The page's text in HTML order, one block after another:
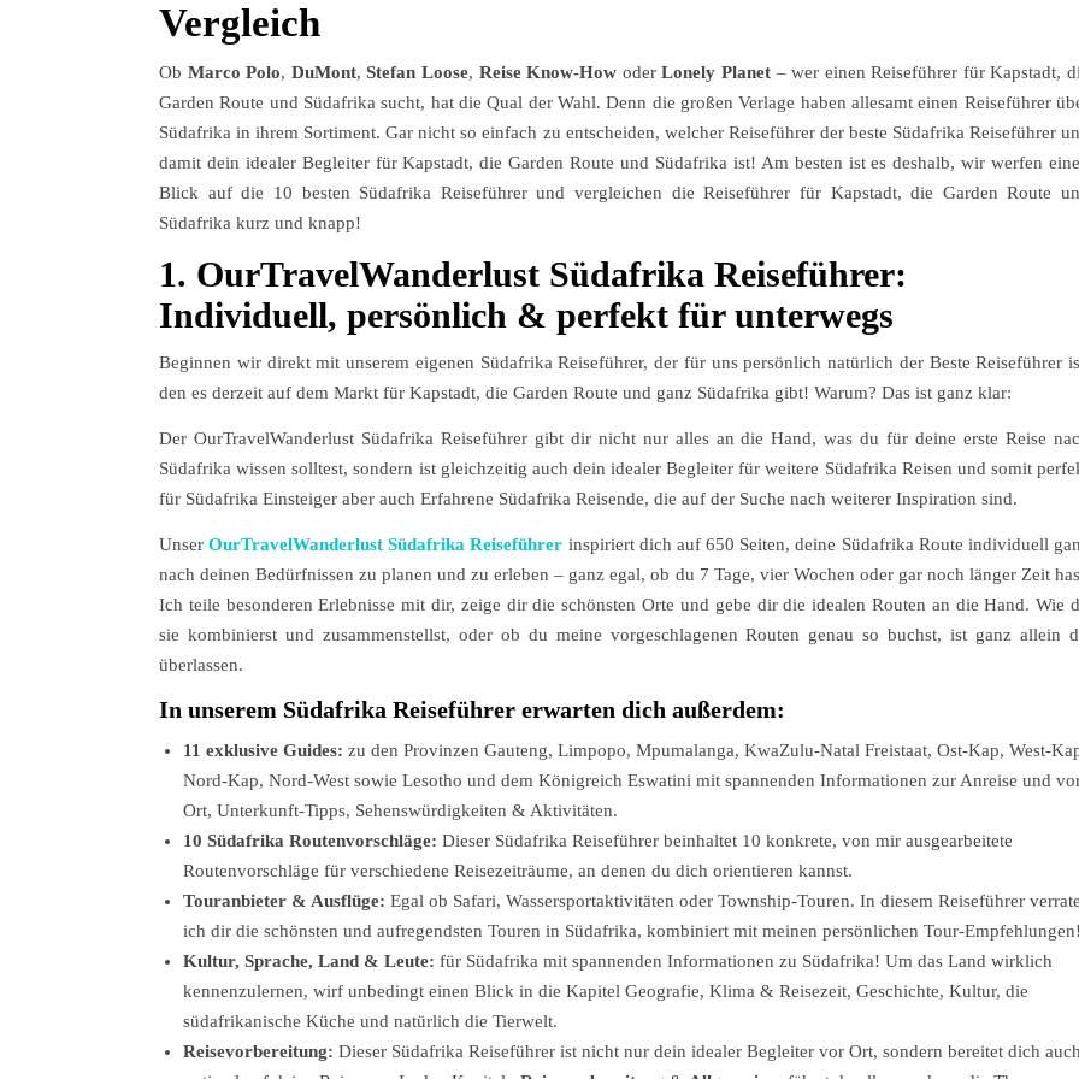
Vergleich
Ob Marco Polo, DuMont,Stefan Loose, Reise Know-How oderLonely Planet– wer einen Reiseführer für Kapstadt,
Garden Route und Südafrika sucht, hat die Qual der Wahl. Denn die großen Verlage haben allesamt einen Reiseführer
Südafrika in ihrem Sortiment. Gar nicht so einfach zu entscheiden, welcher Reiseführer der beste Südafrika Reiseführer
damit dein idealer Begleiter für Kapstadt, die Garden Route und Südafrika ist! Am besten ist es deshalb, wir werfen
Blick auf die 10 besten Südafrika Reiseführer und vergleichen die Reiseführer für Kapstadt, die Garden Route
Südafrika kurz und knapp!
1. OurTravelWanderlust Südafrika Reiseführer:
Individuell, persönlich & perfekt für unterwegs
Beginnen wir direkt mit unserem eigenen Südafrika Reiseführer, der für uns persönlich natürlich der Beste Reiseführer
den es derzeit auf dem Markt für Kapstadt, die Garden Route und ganz Südafrika gibt! Warum? Das ist ganz klar:
Der OurTravelWanderlust Südafrika Reiseführer gibt dir nicht nur alles an die Hand, was du für deine erste Reise
Südafrika wissen solltest, sondern ist gleichzeitig auch dein idealer Begleiter für weitere Südafrika Reisen und somit
für Südafrika Einsteiger aber auch Erfahrene Südafrika Reisende, die auf der Suche nach weiterer Inspiration sind.
UnserOurTravelWanderlust Südafrika Reiseführer inspiriert dich auf 650 Seiten, deine Südafrika Route individuell
nach deinen Bedürfnissen zu planen und zu erleben – ganz egal, ob du 7 Tage, vier Wochen oder gar noch länger Zeit
Ich teile besonderen Erlebnisse mit dir, zeige dir die schönsten Orte und gebe dir die idealen Routen an die Hand. Wie
sie kombinierst und zusammenstellst, oder ob du meine vorgeschlagenen Routen genau so buchst, ist ganz allein
überlassen.
In unserem Südafrika Reiseführer erwarten dich außerdem:
11 exklusive Guides: zu den Provinzen Gauteng, Limpopo, Mpumalanga, KwaZulu-Natal Freistaat, Ost-Kap, West-
Nord-Kap, Nord-West sowie Lesotho und dem Königreich Eswatini mit spannenden Informationen zur Anreise und
Ort, Unterkunft-Tipps, Sehenswürdigkeiten & Aktivitäten.
10 Südafrika Routenvorschläge: Dieser Südafrika Reiseführer beinhaltet 10 konkrete, von mir ausgearbeitete
Routenvorschläge für verschiedene Reisezeiträume, an denen du dich orientieren kannst.
Touranbieter & Ausflüge: Egal ob Safari, Wassersportaktivitäten oder Township-Touren. In diesem Reiseführer verrate
ich dir die schönsten und aufregendsten Touren in Südafrika, kombiniert mit meinen persönlichen Tour-Empfehlungen!
Kultur, Sprache, Land & Leute: für Südafrika mit spannenden Informationen zu Südafrika! Um das Land wirklich
kennenzulernen, wirf unbedingt einen Blick in die Kapitel Geografie, Klima & Reisezeit, Geschichte, Kultur, die
südafrikanische Küche und natürlich die Tierwelt.
Reisevorbereitung: Dieser Südafrika Reiseführer ist nicht nur dein idealer Begleiter vor Ort, sondern bereitet dich auch